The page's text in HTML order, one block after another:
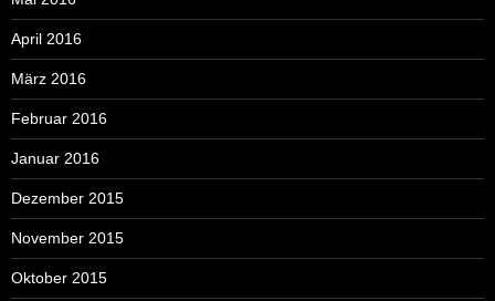
April 2016
März 2016
Februar 2016
Januar 2016
Dezember 2015
November 2015
Oktober 2015